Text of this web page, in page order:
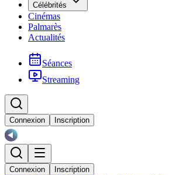
Célébrités
Cinémas
Palmarès
Actualités
Séances
Streaming
Connexion Inscription
Connexion Inscription